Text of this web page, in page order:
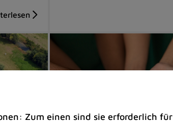
Zum einen sind sie erforderlich für